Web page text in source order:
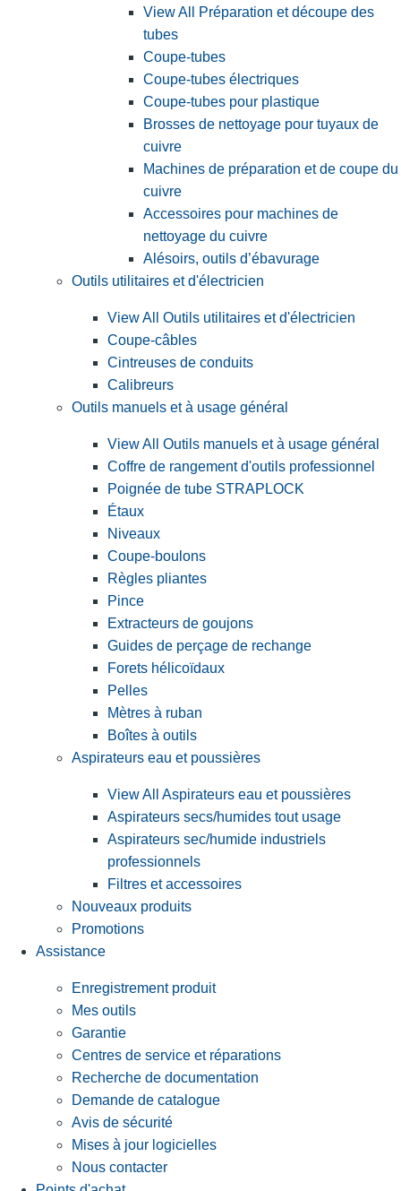
View All Préparation et découpe des
tubes
Coupe-tubes
Coupe-tubes électriques
Coupe-tubes pour plastique
Brosses de nettoyage pour tuyaux de
cuivre
Machines de préparation et de coupe du
cuivre
Accessoires pour machines de
nettoyage du cuivre
Alésoirs, outils d’ébavurage
Outils utilitaires et d'électricien
View All Outils utilitaires et d'électricien
Coupe-câbles
Cintreuses de conduits
Calibreurs
Outils manuels et à usage général
View All Outils manuels et à usage général
Coffre de rangement d'outils professionnel
Poignée de tube STRAPLOCK
Étaux
Niveaux
Coupe-boulons
Règles pliantes
Pince
Extracteurs de goujons
Guides de perçage de rechange
Forets hélicoïdaux
Pelles
Mètres à ruban
Boîtes à outils
Aspirateurs eau et poussières
View All Aspirateurs eau et poussières
Aspirateurs secs/humides tout usage
Aspirateurs sec/humide industriels
professionnels
Filtres et accessoires
Nouveaux produits
Promotions
Assistance
Enregistrement produit
Mes outils
Garantie
Centres de service et réparations
Recherche de documentation
Demande de catalogue
Avis de sécurité
Mises à jour logicielles
Nous contacter